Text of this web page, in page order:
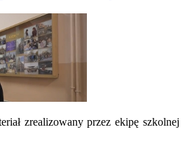
zrealizowany przez ekipę szkolnej